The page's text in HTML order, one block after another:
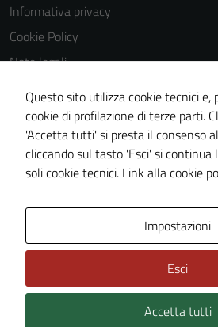
Informativa privacy
Cookie Policy
Note legali
Obiettivi di accessibilità
Dichiarazione di accessibilità
Piano di miglioramento del sito
Whistleblowing
Media policy
Technical Design s.r.l.
Questo sito utilizza cookie tecnici e,
cookie di profilazione di terze parti.
'Accetta tutti' si presta il consenso
cliccando sul tasto 'Esci' si continua
soli cookie tecnici. Link alla cookie
Impostazioni
Esci
Accetta tutti
la
In